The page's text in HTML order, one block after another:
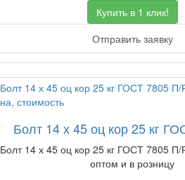
Купить в 1 клик!
Отправить заявку
Болт 14 х 45 оц кор 25 кг
Болт 14 х 45 оц кор 25 кг ГОСТ 7805 П/
оптом и в розницу